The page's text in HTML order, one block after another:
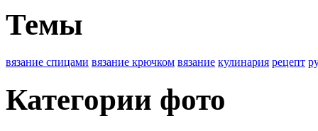
Темы
вязание спицами вязание крючком вязание кулинария рецепт
Категории фото